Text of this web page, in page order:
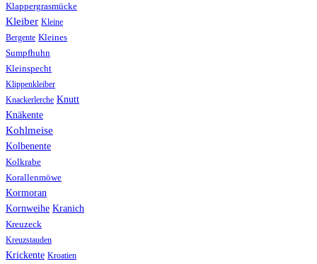
Klappergrasmücke
Kleiber Kleine
Bergente Kleines
Sumpfhuhn
Kleinspecht
Klippenkleiber
Knackerlerche Knutt
Knäkente
Kohlmeise
Kolbenente
Kolkrabe
Korallenmöwe
Kormoran
Kornweihe Kranich
Kreuzeck
Kreuzstauden
Krickente Kroatien